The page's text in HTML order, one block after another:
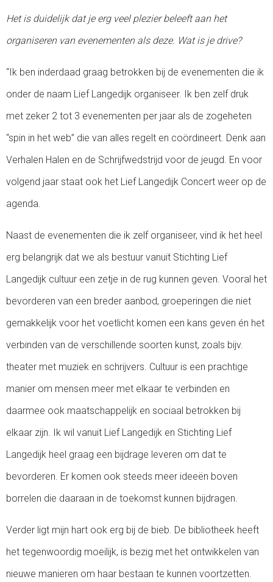
Het is duidelijk dat je erg veel plezier beleeft aan het
organiseren van evenementen als deze. Wat is je drive?
“Ik ben inderdaad graag betrokken bij de evenementen die ik
onder de naam Lief Langedijk organiseer. Ik ben zelf druk
met zeker 2 tot 3 evenementen per jaar als de zogeheten
“spin in het web” die van alles regelt en coördineert. Denk aan
Verhalen Halen en de Schrijfwedstrijd voor de jeugd. En voor
volgend jaar staat ook het Lief Langedijk Concert weer op de
agenda.
Naast de evenementen die ik zelf organiseer, vind ik het heel
erg belangrijk dat we als bestuur vanuit Stichting Lief
Langedijk cultuur een zetje in de rug kunnen geven. Vooral het
bevorderen van een breder aanbod, groeperingen die niet
gemakkelijk voor het voetlicht komen een kans geven én het
verbinden van de verschillende soorten kunst, zoals bijv.
theater met muziek en schrijvers. Cultuur is een prachtige
manier om mensen meer met elkaar te verbinden en
daarmee ook maatschappelijk en sociaal betrokken bij
elkaar zijn. Ik wil vanuit Lief Langedijk en Stichting Lief
Langedijk heel graag een bijdrage leveren om dat te
bevorderen. Er komen ook steeds meer ideeën boven
borrelen die daaraan in de toekomst kunnen bijdragen.
Verder ligt mijn hart ook erg bij de bieb. De bibliotheek heeft
het tegenwoordig moeilijk, is bezig met het ontwikkelen van
nieuwe manieren om haar bestaan te kunnen voortzetten.